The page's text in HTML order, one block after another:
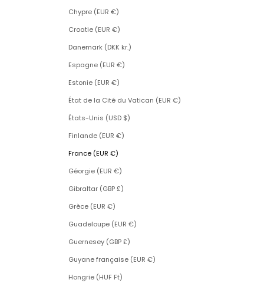
Chypre (EUR €)
Croatie (EUR €)
Danemark (DKK kr.)
Espagne (EUR €)
Estonie (EUR €)
État de la Cité du Vatican (EUR €)
États-Unis (USD $)
Finlande (EUR €)
France (EUR €)
Géorgie (EUR €)
Gibraltar (GBP £)
Grèce (EUR €)
Guadeloupe (EUR €)
Guernesey (GBP £)
Guyane française (EUR €)
Hongrie (HUF Ft)